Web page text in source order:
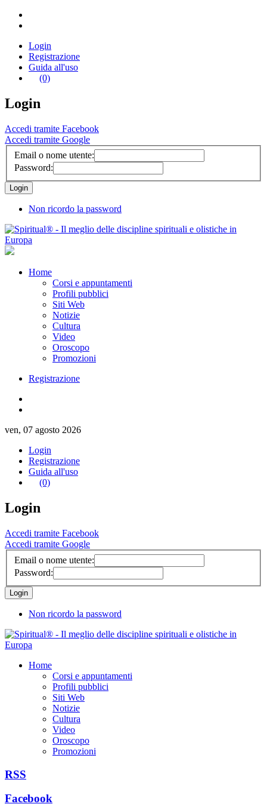
Login
Registrazione
Guida all'uso
(0)
Login
Accedi tramite Facebook
Accedi tramite Google
Email o nome utente:
Password:
Non ricordo la password
Home
Corsi e appuntamenti
Profili pubblici
Siti Web
Notizie
Cultura
Video
Oroscopo
Promozioni
Registrazione
ven, 07 agosto 2026
Login
Registrazione
Guida all'uso
(0)
Login
Accedi tramite Facebook
Accedi tramite Google
Email o nome utente:
Password:
Non ricordo la password
Home
Corsi e appuntamenti
Profili pubblici
Siti Web
Notizie
Cultura
Video
Oroscopo
Promozioni
RSS
Facebook